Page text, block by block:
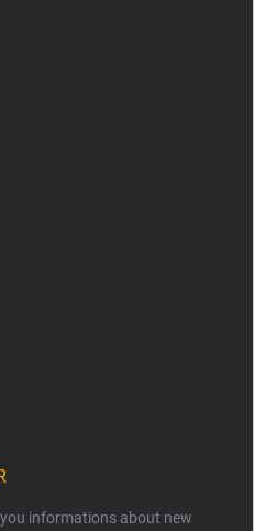
informations about new